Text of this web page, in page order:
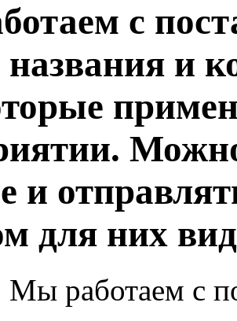
с
и
и
для них
Мы работаем с